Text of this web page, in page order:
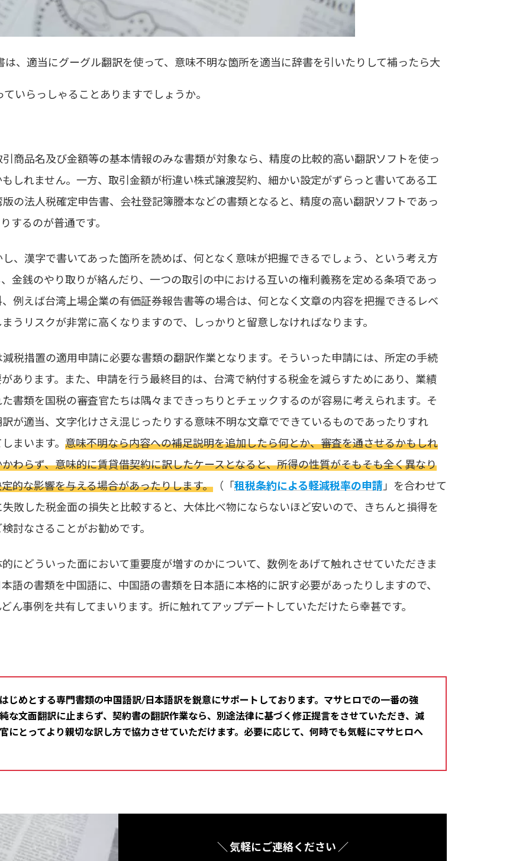
、適当にグーグル翻訳を使って、意味不明な箇所を適当に辞書を引いたりして補ったら大
いらっしゃることありますでしょうか。
商品名及び金額等の基本情報のみな書類が対象なら、精度の比較的高い翻訳ソフトを使っ
しれません。一方、取引金額が桁違い株式譲渡契約、細かい設定がずらっと書いてある工
の法人税確定申告書、会社登記簿謄本などの書類となると、精度の高い翻訳ソフトであっ
するのが普通です。
、漢字で書いてあった箇所を読めば、何となく意味が把握できるでしょう、という考え方
金銭のやり取りが絡んだり、一つの取引の中における互いの権利義務を定める条項であっ
例えば台湾上場企業の有価証券報告書等の場合は、何となく文章の内容を把握できるレベ
うリスクが非常に高くなりますので、しっかりと留意しなければなります。
税措置の適用申請に必要な書類の翻訳作業となります。そういった申請には、所定の手続
あります。また、申請を行う最終目的は、台湾で納付する税金を減らすためにあり、業績
書類を国税の審査官たちは隅々まできっちりとチェックするのが容易に考えられます。そ
が適当、文字化けさえ混じったりする意味不明な文章でできているものであったりすれ
まいます。 意味不明なら内容への補足説明を追加したら何とか、審査を通させるかもしれ
わらず、意味的に賃貸借契約に訳したケースとなると、所得の性質がそもそも全く異なり
的な影響を与える場合があったりします。 （「租税条約による軽減税率の申請 」を合わせて
敗した税金面の損失と比較すると、大体比べ物にならないほど安いので、きちんと損得を
討なさることがお勧めです。
にどういった面において重要度が増すのかについて、数例をあげて触れさせていただきま
語の書類を中国語に、中国語の書類を日本語に本格的に訳す必要があったりしますので、
ん事例を共有してまいります。折に触れてアップデートしていただけたら幸甚です。
じめとする専門書類の中国語訳/日本語訳を鋭意にサポートしております。マサヒロでの一番の強
な文面翻訳に止まらず、契約書の翻訳作業なら、別途法律に基づく修正提言をさせていただき、減
にとってより親切な訳し方で協力させていただけます。必要に応じて、何時でも気軽にマサヒロへ
＼ 気軽にご連絡ください ／